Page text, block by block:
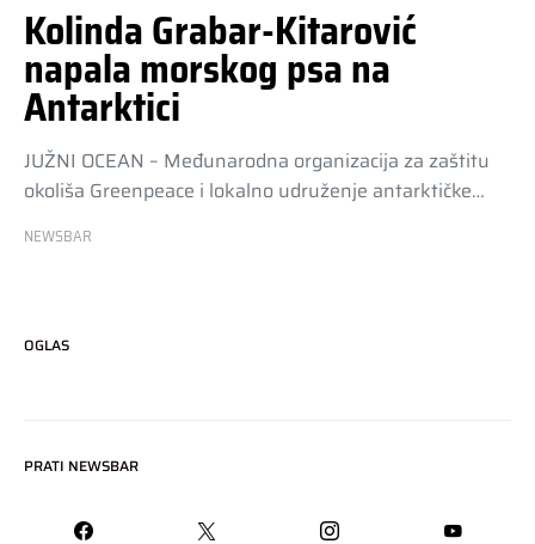
Kolinda Grabar-Kitarović
napala morskog psa na
Antarktici
JUŽNI OCEAN – Međunarodna organizacija za zaštitu
okoliša Greenpeace i lokalno udruženje antarktičke…
NEWSBAR
OGLAS
PRATI NEWSBAR